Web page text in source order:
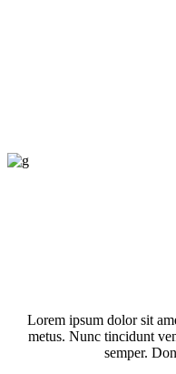
Lorem ipsum dolor sit
metus. Nunc tincidunt
semper.